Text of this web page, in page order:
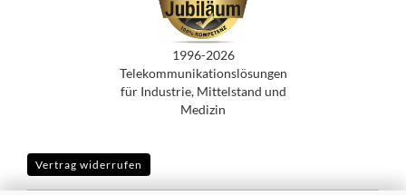
1996-2026
Telekommunikationslösungen
für Industrie, Mittelstand und
Medizin
Vertrag widerrufen